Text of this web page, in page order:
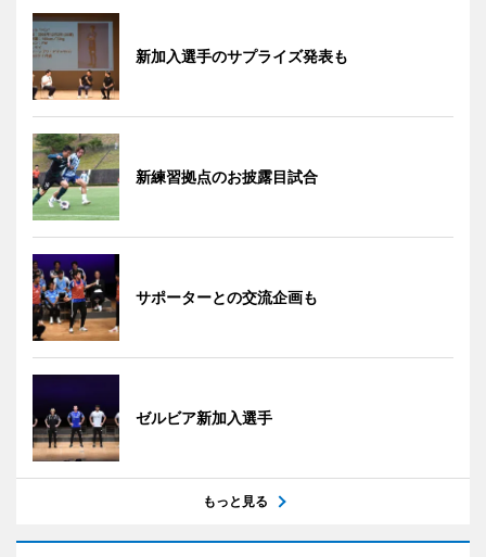
新加入選手のサプライズ発表も
新練習拠点のお披露目試合
サポーターとの交流企画も
ゼルビア新加入選手
もっと見る